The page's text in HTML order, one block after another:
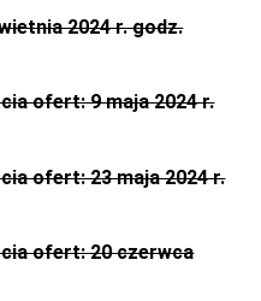
2024 r. godz.
ofert: 9 maja 2024 r.
ofert: 23 maja 2024 r.
ofert: 20 czerwca